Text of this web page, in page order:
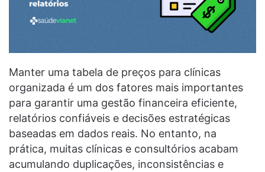
Manter uma tabela de preços para clínicas
organizada é um dos fatores mais importantes
para garantir uma gestão financeira eficiente,
relatórios confiáveis e decisões estratégicas
baseadas em dados reais. No entanto, na
prática, muitas clínicas e consultórios acabam
acumulando duplicações, inconsistências e